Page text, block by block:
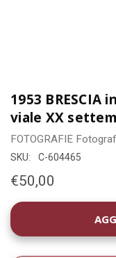
1953 BRESCIA
viale XX
FOTOGRAFIE
SKU: C-604465
€50,00
DISPONIBILITÀ
ATTUALE: